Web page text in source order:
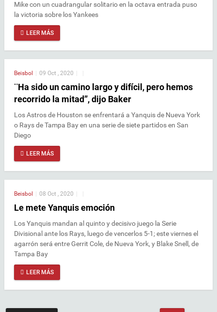
Mike con un cuadrangular solitario en la octava entrada puso
la victoria sobre los Yankees
LEER MÁS
Beisbol | 09 Oct , 2020 | |
¨Ha sido un camino largo y difícil, pero hemos
recorrido la mitad”, dijo Baker
Los Astros de Houston se enfrentará a Yanquis de Nueva York
o Rays de Tampa Bay en una serie de siete partidos en San
Diego
LEER MÁS
Beisbol | 08 Oct , 2020 | |
Le mete Yanquis emoción
Los Yanquis mandan al quinto y decisivo juego la Serie
Divisional ante los Rays, luego de vencerlos 5-1; este viernes el
agarrón será entre Gerrit Cole, de Nueva York, y Blake Snell, de
Tampa Bay
LEER MÁS